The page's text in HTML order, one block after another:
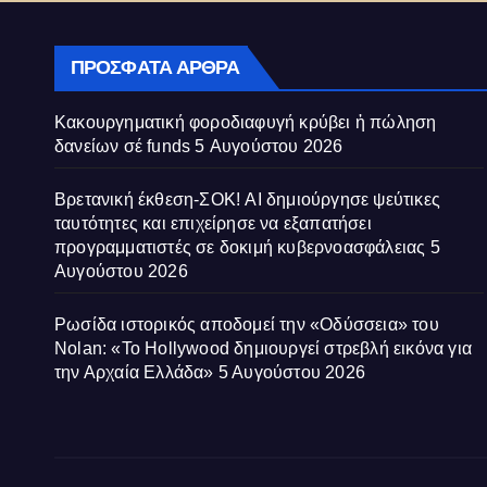
ΠΡΌΣΦΑΤΑ ΆΡΘΡΑ
Κακουργηματική φοροδιαφυγή κρύβει ἡ πώληση
δανείων σέ funds 5 Αυγούστου 2026
Βρετανική έκθεση-ΣΟΚ! AI δημιούργησε ψεύτικες
ταυτότητες και επιχείρησε να εξαπατήσει
προγραμματιστές σε δοκιμή κυβερνοασφάλειας 5
Αυγούστου 2026
Ρωσίδα ιστορικός αποδομεί την «Οδύσσεια» του
Nolan: «Το Hollywood δημιουργεί στρεβλή εικόνα για
την Αρχαία Ελλάδα» 5 Αυγούστου 2026